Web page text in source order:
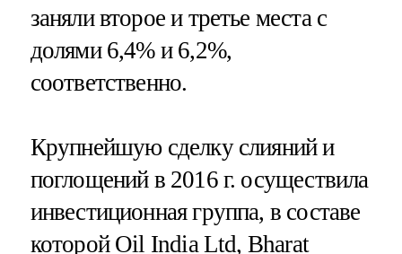
заняли второе и третье места с
долями 6,4% и 6,2%,
соответственно.
Крупнейшую сделку слияний и
поглощений в 2016 г. осуществила
инвестиционная группа, в составе
которой Oil India Ltd, Bharat